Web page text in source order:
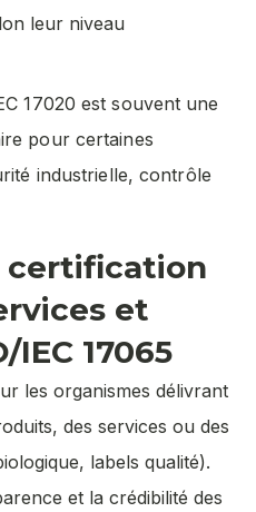
leur niveau
17020 est souvent une
pour certaines
industrielle, contrôle
certification
et
IEC 17065
les organismes délivrant
des services ou des
labels qualité).
et la crédibilité des